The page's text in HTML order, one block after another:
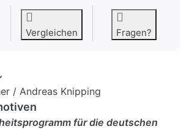
Vergleichen Fragen?
/ Andreas Knipping
für die deutschen